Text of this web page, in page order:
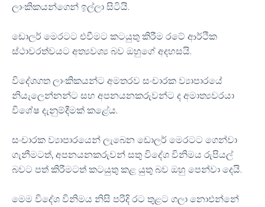
ලාංකිකයන්ගෙන් ඉල්ලා සිටියි.
ඩොලර් මෙරටට එවීමට කටයුතු කිරීම රටේ ආර්ථික
ස්ථාවරත්වයට අත්‍යවශ්‍ය බව ඔහුගේ අදහසයි.
විදේශගත ලාංකිකයන්ට අමතරව සංචාරක ව්‍යාපාරයේ
නියැලෙන්නන්ට සහ අපනයනකරුවන්ට ද අමාත්‍යවරයා
විශේෂ දැනුම්දීමක් කළේය.
සංචාරක ව්‍යාපාරයෙන් ලැබෙන ඩොලර් මෙරටට ගෙන්වා
ගැනීමටත්, අපනයනකරුවන් සතු විදේශ විනිමය රුපියල්
බවට පත් කිරීමටත් කටයුතු කළ යුතු බව ඔහු පෙන්වා දෙයි.
මෙම විදේශ විනිමය නිසි පරිදි රට තුළට ගලා නොඑන්නේ